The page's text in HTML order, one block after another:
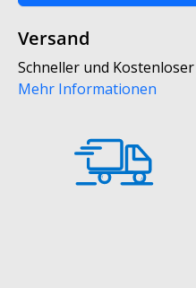
Versand
Schneller und
Mehr Informationen